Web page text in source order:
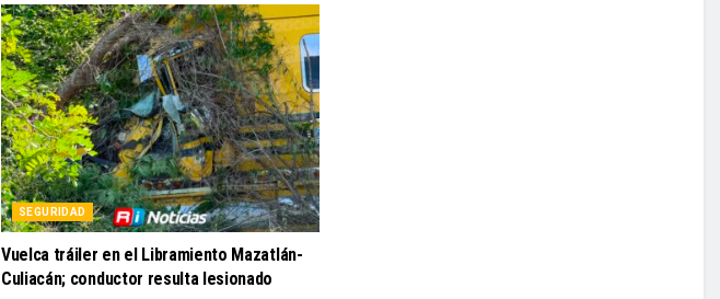
SEGURIDAD
Vuelca tráiler en el Libramiento Mazatlán-
Culiacán; conductor resulta lesionado